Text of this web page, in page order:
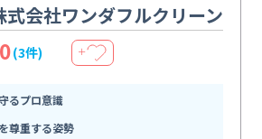
式会社ワンダフルクリーン
(3件) ＋
るプロ意識
尊重する姿勢